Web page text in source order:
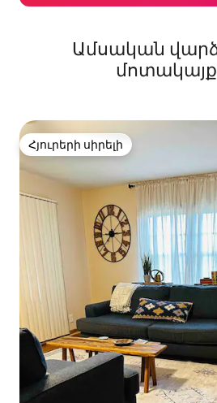
Ամսական
Հյուրերի սիրելի
Հյուրերի սիրելի